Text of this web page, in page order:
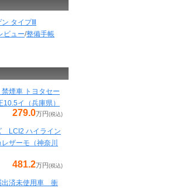
タイプⅢ
ビュー/整備手帳
煙車 トヨタセー
イ（兵庫県）
279.0万円 (税込)
LCI2 ハイライン
ザーモ（神奈川
481.2万円 (税込)
済未使用車 衝